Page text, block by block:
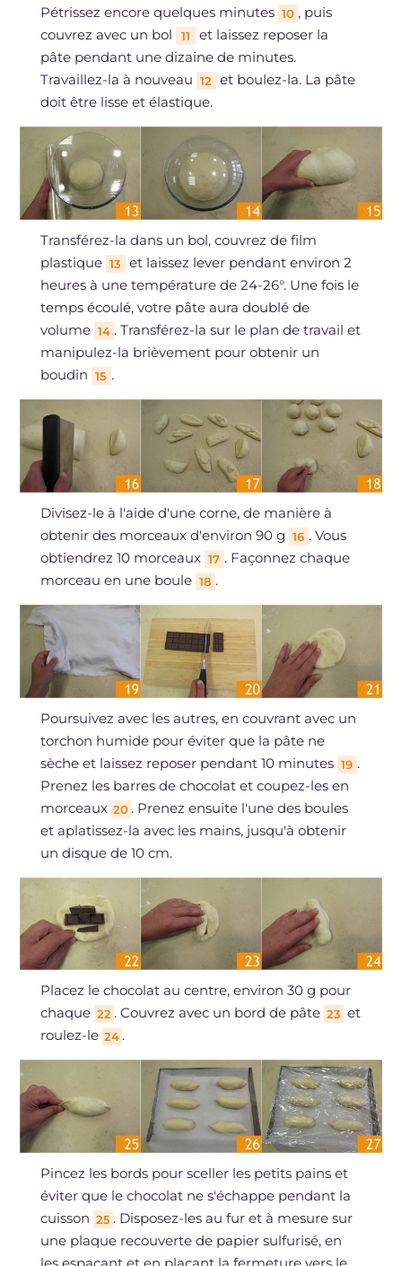
Pétrissez encore quelques minutes 10 , puis
couvrez avec un bol
11
et laissez reposer la
pâte pendant une dizaine de minutes.
Travaillez-la à nouveau 12
et boulez-la. La pâte
doit être lisse et élastique.
Transférez-la dans un bol, couvrez de film
plastique 13
et laissez lever pendant environ 2
heures à une température de 24-26°. Une fois le
temps écoulé, votre pâte aura doublé de
volume 14 . Transférez-la sur le plan de travail et
manipulez-la brièvement pour obtenir un
boudin 15 .
Divisez-le à l'aide d'une corne, de manière à
obtenir des morceaux d'environ 90 g 16 . Vous
obtiendrez 10 morceaux 17 . Façonnez chaque
morceau en une boule 18 .
Poursuivez avec les autres, en couvrant avec un
torchon humide pour éviter que la pâte ne
sèche et laissez reposer pendant 10 minutes 19 .
Prenez les barres de chocolat et coupez-les en
morceaux 20 . Prenez ensuite l'une des boules
et aplatissez-la avec les mains, jusqu'à obtenir
un disque de 10 cm.
Placez le chocolat au centre, environ 30 g pour
chaque 22 . Couvrez avec un bord de pâte 23 et
roulez-le 24 .
Pincez les bords pour sceller les petits pains et
éviter que le chocolat ne s'échappe pendant la
cuisson 25 . Disposez-les au fur et à mesure sur
une plaque recouverte de papier sulfurisé, en